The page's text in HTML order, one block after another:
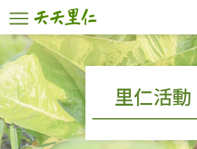
熱門搜尋：
親子活動
幸福節中獎名單
里仁活動